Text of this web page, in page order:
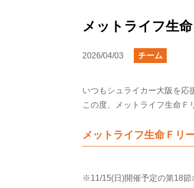
メットライフ生
2026/04/03 チーム
いつもシュライカー大阪を応
この度、メットライフ生命Ｆ
メットライフ生命Ｆリ
※11/15(日)開催予定の第18節